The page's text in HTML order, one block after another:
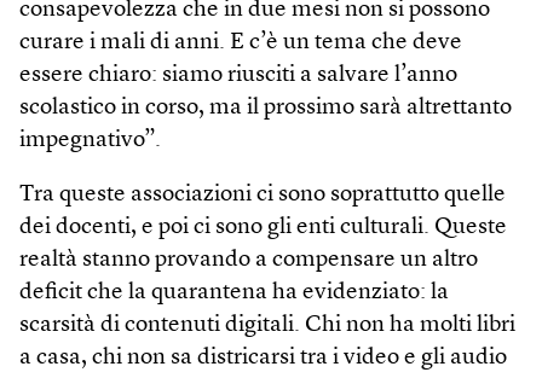
consapevolezza che in due mesi non si possono
curare i mali di anni. E c’è un tema che deve
essere chiaro: siamo riusciti a salvare l’anno
scolastico in corso, ma il prossimo sarà altrettanto
impegnativo”.
Tra queste associazioni ci sono soprattutto quelle
dei docenti, e poi ci sono gli enti culturali. Queste
realtà stanno provando a compensare un altro
deficit che la quarantena ha evidenziato: la
scarsità di contenuti digitali. Chi non ha molti libri
a casa, chi non sa districarsi tra i video e gli audio